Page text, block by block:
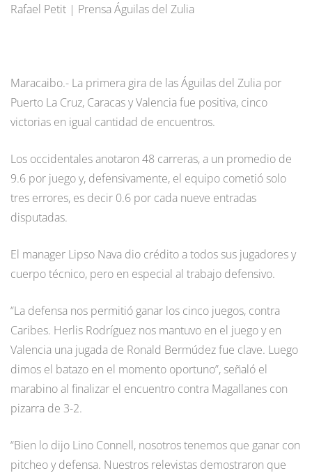
Rafael Petit | Prensa Águilas del Zulia
Maracaibo.- La primera gira de las Águilas del Zulia por
Puerto La Cruz, Caracas y Valencia fue positiva, cinco
victorias en igual cantidad de encuentros.
Los occidentales anotaron 48 carreras, a un promedio de
9.6 por juego y, defensivamente, el equipo cometió solo
tres errores, es decir 0.6 por cada nueve entradas
disputadas.
El manager Lipso Nava dio crédito a todos sus jugadores y
cuerpo técnico, pero en especial al trabajo defensivo.
“La defensa nos permitió ganar los cinco juegos, contra
Caribes. Herlis Rodríguez nos mantuvo en el juego y en
Valencia una jugada de Ronald Bermúdez fue clave. Luego
dimos el batazo en el momento oportuno”, señaló el
marabino al finalizar el encuentro contra Magallanes con
pizarra de 3-2.
“Bien lo dijo Lino Connell, nosotros tenemos que ganar con
pitcheo y defensa. Nuestros relevistas demostraron que